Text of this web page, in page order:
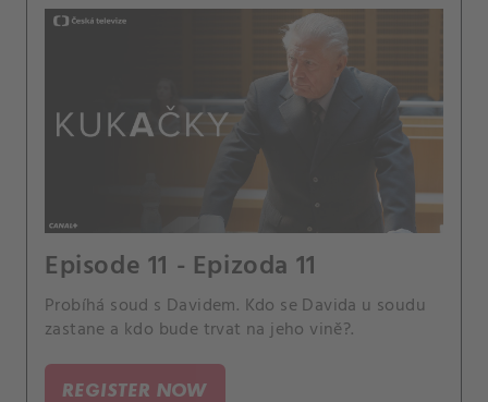
Episode 11 - Epizoda 11
Probíhá soud s Davidem. Kdo se Davida u soudu
zastane a kdo bude trvat na jeho vině?.
REGISTER NOW